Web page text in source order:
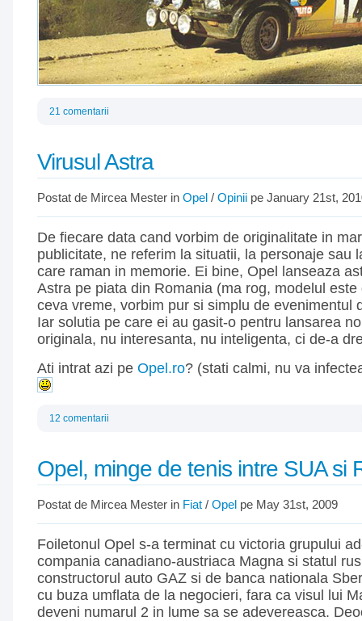
21 comentarii
Virusul Astra
Postat de Mircea Mester in Opel / Opinii pe January 21st,
De fiecare data cand vorbim de originalitate in
publicitate, ne referim la situatii, la personaje sau
care raman in memorie. Ei bine, Opel lanseaza
Astra pe piata din Romania (ma rog, modelul
ceva vreme, vorbim pur si simplu de evenimentul
Iar solutia pe care ei au gasit-o pentru lansarea
originala, nu interesanta, nu inteligenta, ci de-a
Ati intrat azi pe Opel.ro? (stati calmi, nu va
12 comentarii
Opel, minge de tenis intre SUA si
Postat de Mircea Mester in Fiat / Opel pe May 31st, 2009
Foiletonul Opel s-a terminat cu victoria grupului
compania canadiano-austriaca Magna si statul
constructorul auto GAZ si de banca nationala
cu buza umflata de la negocieri, fara ca visul lui
deveni numarul 2 in lume sa se adevereasca.